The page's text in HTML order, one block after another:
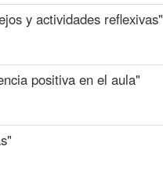
y actividades reflexivas"
positiva en el aula"